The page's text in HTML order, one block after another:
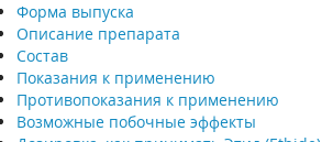
Форма выпуска
Описание препарата
Состав
Показания к применению
Противопоказания к применению
Возможные побочные эффекты